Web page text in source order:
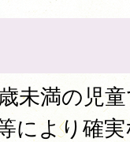
未満の児
により確